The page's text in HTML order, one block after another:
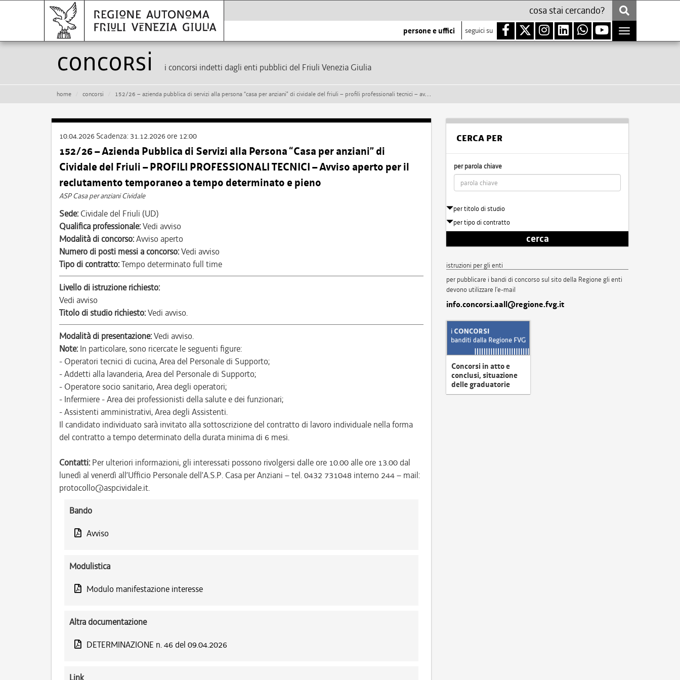
persone e uffici seguici su
Toggle
navigation
Concorsi i concorsi indetti dagli enti pubblici del Friuli Venezia Giulia
home concorsi 152/26 – azienda pubblica di servizi alla persona “casa per anziani” di cividale del friuli – profili professionali tecnici – avviso aperto per il reclutamento temporaneo a tempo determinato e pieno
10.04.2026 Scadenza: 31.12.2026 ore 12:00
152/26 – Azienda Pubblica di Servizi alla Persona “Casa per anziani” di
Cividale del Friuli – PROFILI PROFESSIONALI TECNICI – Avviso aperto per il
reclutamento temporaneo a tempo determinato e pieno
ASP Casa per anziani Cividale
Sede: Cividale del Friuli (UD)
Qualifica professionale:Vedi avviso
Modalità di concorso:Avviso aperto
Numero di posti messi a concorso:Vedi avviso
Tipo di contratto:Tempo determinato full time
Livello di istruzione richiesto:
Vedi avviso
Titolo di studio richiesto:Vedi avviso.
Modalità di presentazione:Vedi avviso.
Note: In particolare, sono ricercate le seguenti figure:
- Operatori tecnici di cucina, Area del Personale di Supporto;
- Addetti alla lavanderia, Area del Personale di Supporto;
- Operatore socio sanitario, Area degli operatori;
- Infermiere - Area dei professionisti della salute e dei funzionari;
- Assistenti amministrativi, Area degli Assistenti.
Il candidato individuato sarà invitato alla sottoscrizione del contratto di lavoro individuale nella forma
del contratto a tempo determinato della durata minima di 6 mesi.
Contatti: Per ulteriori informazioni, gli interessati possono rivolgersi dalle ore 10.00 alle ore 13.00 dal
lunedì al venerdì all’Ufficio Personale dell’A.S.P. Casa per Anziani – tel. 0432 731048 interno 244 – mail:
protocollo@aspcividale.it.
Bando
Avviso
Modulistica
Modulo manifestazione interesse
Altra documentazione
DETERMINAZIONE n. 46 del 09.04.2026
Link
CERCA PER
per parola chiave
per titolo di studio
per tipo di contratto
cerca
istruzioni per gli enti
per pubblicare i bandi di concorso sul sito della Regione gli enti
devono utilizzare l'e-mail
info.concorsi.aall@regione.fvg.it
Concorsi in atto e
conclusi, situazione
delle graduatorie